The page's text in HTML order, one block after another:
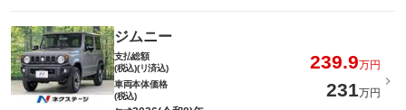
ジムニー
支払総額
(税込)(リ済込)
239.9万円
車両本体価格
(税込)
231万円